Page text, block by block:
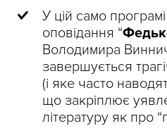
У цій само
оповідання “
Володимира
завершується
(і яке часто
що закріплює
літературу як про